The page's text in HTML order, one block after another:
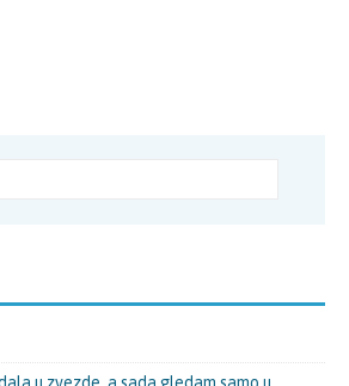
u zvezde, a sada gledam samo u